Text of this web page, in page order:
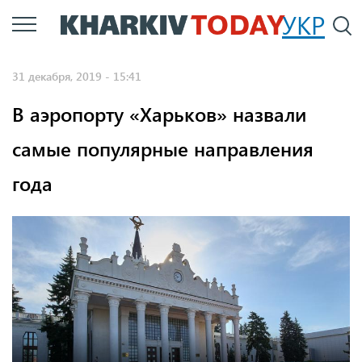
Перейти
к
УКР
31 декабря, 2019 - 15:41
В аэропорту «Харьков» назвали
самые популярные направления
года